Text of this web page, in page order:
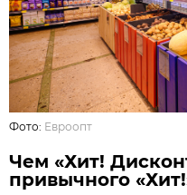
Фото: Евроопт
Чем «Хит!
привычного